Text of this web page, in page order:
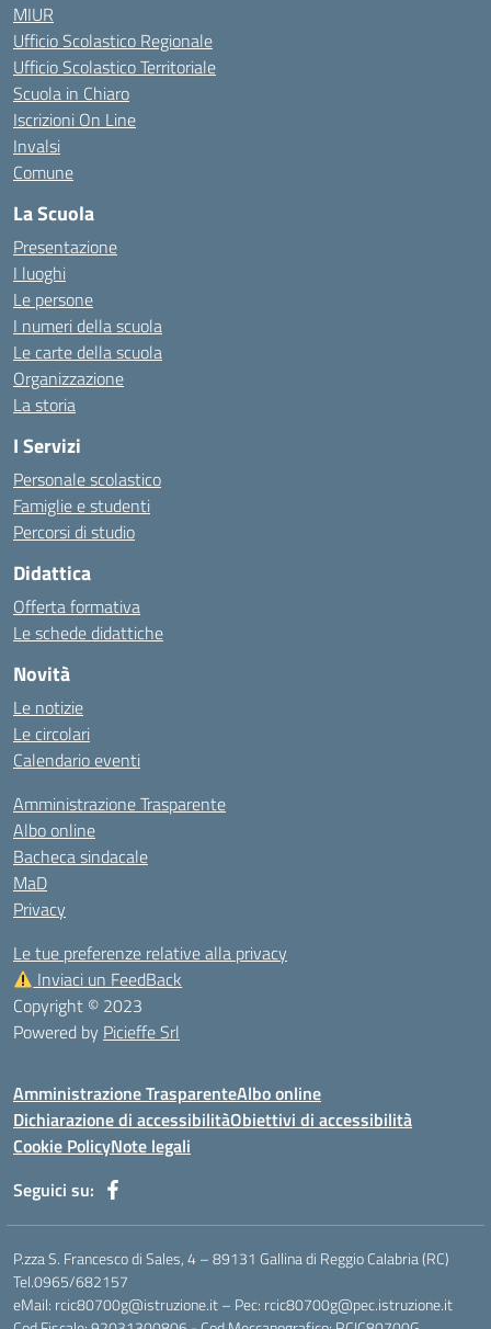
MIUR
Ufficio Scolastico Regionale
Ufficio Scolastico Territoriale
Scuola in Chiaro
Iscrizioni On Line
Invalsi
Comune
La Scuola
Presentazione
I luoghi
Le persone
I numeri della scuola
Le carte della scuola
Organizzazione
La storia
I Servizi
Personale scolastico
Famiglie e studenti
Percorsi di studio
Didattica
Offerta formativa
Le schede didattiche
Novità
Le notizie
Le circolari
Calendario eventi
Amministrazione Trasparente
Albo online
Bacheca sindacale
MaD
Privacy
Le tue preferenze relative alla privacy
Inviaci un FeedBack
Copyright © 2023
Powered by Picieffe Srl
Amministrazione TrasparenteAlbo online
Dichiarazione di accessibilitàObiettivi di accessibilità
Cookie PolicyNote legali
Seguici su:
P.zza S. Francesco di Sales, 4 – 89131 Gallina di Reggio Calabria (RC)
Tel.0965/682157
eMail: rcic80700g@istruzione.it – Pec: rcic80700g@pec.istruzione.it